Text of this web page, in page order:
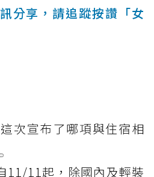
分享，請追蹤按讚「女
次宣布了哪項與住宿相
11/11起，除國內及輕裝